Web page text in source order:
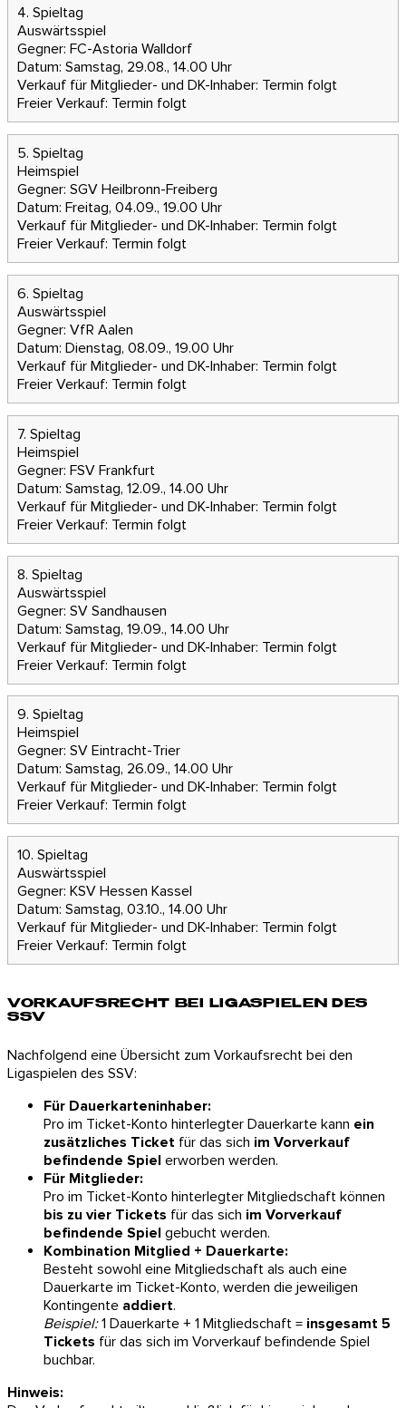
4. Spieltag
Auswärtsspiel
Gegner: FC-Astoria Walldorf
Datum: Samstag, 29.08., 14.00 Uhr
Verkauf für Mitglieder- und DK-Inhaber: Termin folgt
Freier Verkauf: Termin folgt
5. Spieltag
Heimspiel
Gegner: SGV Heilbronn-Freiberg
Datum: Freitag, 04.09., 19.00 Uhr
Verkauf für Mitglieder- und DK-Inhaber: Termin folgt
Freier Verkauf: Termin folgt
6. Spieltag
Auswärtsspiel
Gegner: VfR Aalen
Datum: Dienstag, 08.09., 19.00 Uhr
Verkauf für Mitglieder- und DK-Inhaber: Termin folgt
Freier Verkauf: Termin folgt
7. Spieltag
Heimspiel
Gegner: FSV Frankfurt
Datum: Samstag, 12.09., 14.00 Uhr
Verkauf für Mitglieder- und DK-Inhaber: Termin folgt
Freier Verkauf: Termin folgt
8. Spieltag
Auswärtsspiel
Gegner: SV Sandhausen
Datum: Samstag, 19.09., 14.00 Uhr
Verkauf für Mitglieder- und DK-Inhaber: Termin folgt
Freier Verkauf: Termin folgt
9. Spieltag
Heimspiel
Gegner: SV Eintracht-Trier
Datum: Samstag, 26.09., 14.00 Uhr
Verkauf für Mitglieder- und DK-Inhaber: Termin folgt
Freier Verkauf: Termin folgt
10. Spieltag
Auswärtsspiel
Gegner: KSV Hessen Kassel
Datum: Samstag, 03.10., 14.00 Uhr
Verkauf für Mitglieder- und DK-Inhaber: Termin folgt
Freier Verkauf: Termin folgt
VORKAUFSRECHT BEI LIGASPIELEN DES
SSV
Nachfolgend eine Übersicht zum Vorkaufsrecht bei den
Ligaspielen des SSV:
Für Dauerkarteninhaber:
Pro im Ticket-Konto hinterlegter Dauerkarte kann ein
zusätzliches Ticket für das sich im Vorverkauf
befindende Spiel erworben werden.
Für Mitglieder:
Pro im Ticket-Konto hinterlegter Mitgliedschaft können
bis zu vier Tickets für das sich im Vorverkauf
befindende Spiel gebucht werden.
Kombination Mitglied + Dauerkarte:
Besteht sowohl eine Mitgliedschaft als auch eine
Dauerkarte im Ticket-Konto, werden die jeweiligen
Kontingente addiert.
Beispiel:1 Dauerkarte + 1 Mitgliedschaft = insgesamt 5
Tickets für das sich im Vorverkauf befindende Spiel
buchbar.
Hinweis: